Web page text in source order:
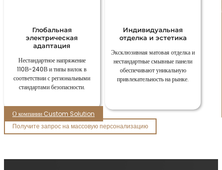
Глобальная
электрическая
адаптация
Нестандартное напряжение
110В-240В и типы вилок в
соответствии с региональными
стандартами безопасности.
Индивидуальная
отделка и эстетика
Эксклюзивная матовая отделка и
нестандартные смывные панели
обеспечивают уникальную
привлекательность на рынке.
О компании Custom Solution
Получите запрос на массовую персонализацию